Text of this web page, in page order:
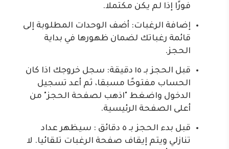
فورًا إذا لم يكن مكتملا.
إضافة الرغبات: أضف الوحدات المطلوبة إلى
قائمة رغباتك لضمان ظهورها في بداية
الحجز.
قبل الحجز بـ ١٥ دقيقة: سجل خروجك اذا كان
الحساب مفتوحًا مسبقا، ثم أعد تسجيل
الدخول واضغط "اذهب لصفحة الحجز" من
أعلى الصفحة الرئيسية.
قبل بدء الحجز بـ ٥ دقائق : سيظهر عداد
تنازلي ويتم إيقاف صفحة الرغبات تلقائيا. لا